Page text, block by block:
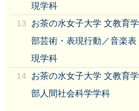
現学科
13 お茶の水女子大学 文教育学
部芸術・表現行動／音楽表
現学科
14 お茶の水女子大学 文教育学
部人間社会科学学科